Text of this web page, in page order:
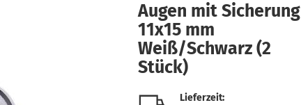
Augen mit Sicherung
11x15 mm
Weiß/Schwarz (2
Stück)
Lieferzeit: